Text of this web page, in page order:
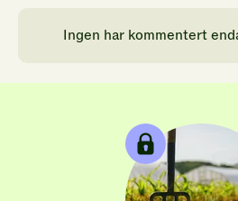
Ingen har kommentert